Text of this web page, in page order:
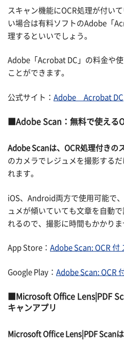
スキャン機能にOCR処理が付い
い場合は有料ソフトのAdobe「
理するといいでしょう。
Adobe「Acrobat DC」の料金や
ことができます。
公式サイト： Adobe Acrobat DC
Adobe Scan：無料で使える
Adobe Scanは、OCR処理付きの
のカメラでレジュメを撮影するだ
れます。
iOS、Android両方で使用可能で
ュメが傾いていても文章を自動
れるので、撮影に時間もかかりま
App Store： Adobe Scan: OCR 付
Google Play： Adobe Scan: OCR
Microsoft Office Lens|PDF
キャンアプリ
Microsoft Office Lens|PDF Scan